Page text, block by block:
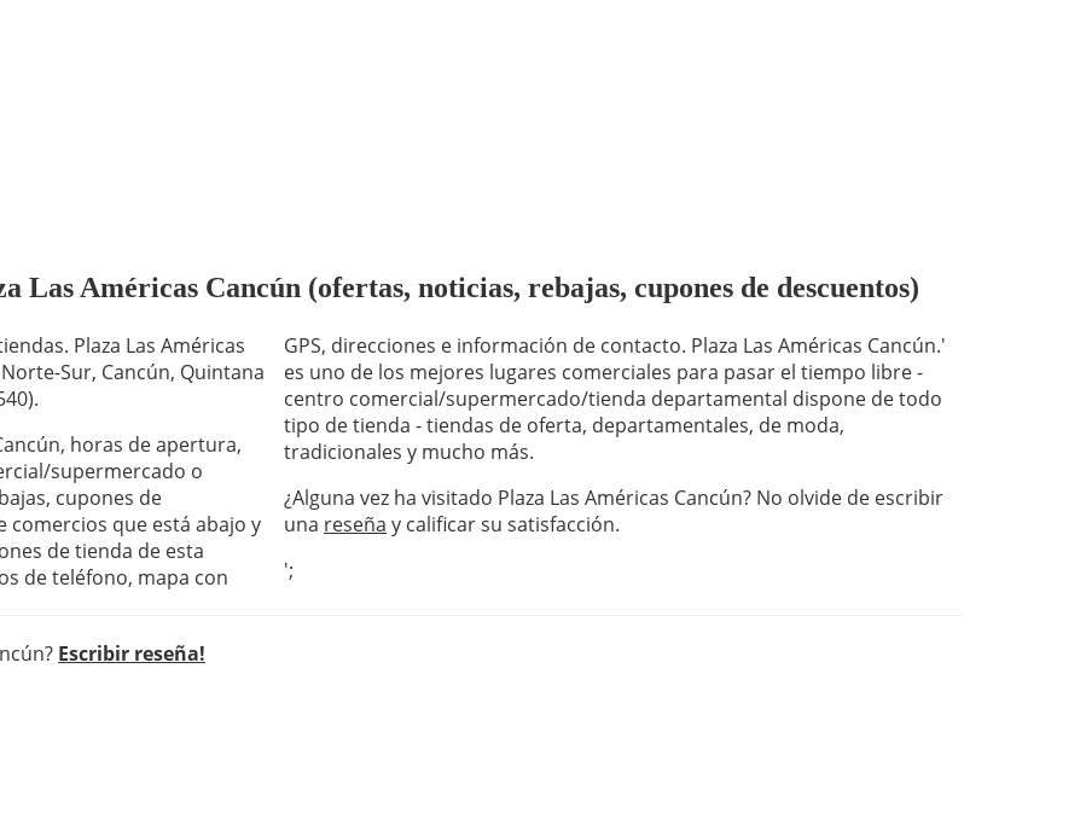
Las Américas Cancún (ofertas, noticias, rebajas, cupones de descuentos)
Plaza Las Américas
Sur, Cancún, Quintana
horas de apertura,
supermercado o
cupones de
comercios que está abajo y
de tienda de esta
de teléfono, mapa con
GPS, direcciones e información de contacto. Plaza Las Américas Cancún.'
es uno de los mejores lugares comerciales para pasar el tiempo libre -
centro comercial/supermercado/tienda departamental dispone de todo
tipo de tienda - tiendas de oferta, departamentales, de moda,
tradicionales y mucho más.
¿Alguna vez ha visitado Plaza Las Américas Cancún? No olvide de escribir
una reseña y calificar su satisfacción.
';
Escribir reseña!